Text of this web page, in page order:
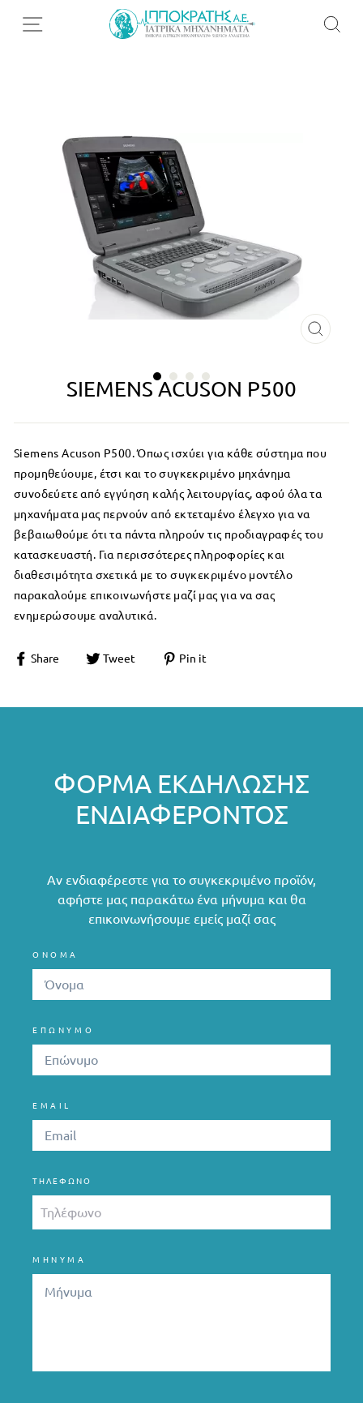
SIEMENS ACUSON P500
Siemens Acuson P500.Όπως ισχύει για κάθε σύστημα που
προμηθεύουμε, έτσι και το συγκεκριμένο μηχάνημα
συνοδεύετε από εγγύηση καλής λειτουργίας, αφού όλα τα
μηχανήματα μας περνούν από εκτεταμένο έλεγχο για να
βεβαιωθούμε ότι τα πάντα πληρούν τις προδιαγραφές του
κατασκευαστή. Για περισσότερες πληροφορίες και
διαθεσιμότητα σχετικά με το συγκεκριμένο μοντέλο
παρακαλούμε επικοινωνήστε μαζί μας για να σας
ενημερώσουμε αναλυτικά.
Share Tweet Pin it
ΦΌΡΜΑ ΕΚΔΉΛΩΣΗΣ
ΕΝΔΙΑΦΈΡΟΝΤΟΣ
Αν ενδιαφέρεστε για το συγκεκριμένο προϊόν,
αφήστε μας παρακάτω ένα μήνυμα και θα
επικοινωνήσουμε εμείς μαζί σας
ΟΝΟΜΑ
ΕΠΩΝΥΜΟ
EMAIL
ΤΗΛΈΦΩΝΟ
ΜΗΝΥΜΑ